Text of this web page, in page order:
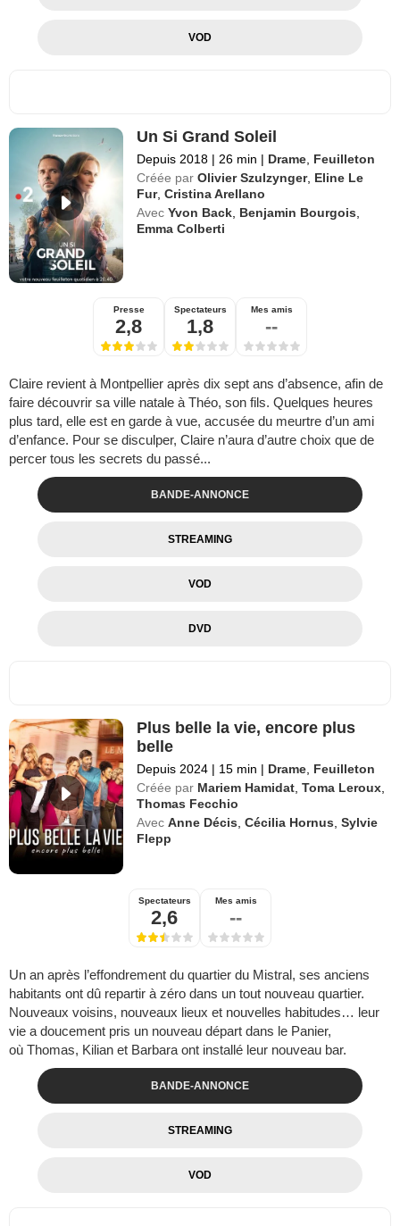
VOD
Un Si Grand Soleil
Depuis 2018 | 26 min | Drame Feuilleton
Créée par Olivier Szulzynger, Eline Le
Fur,Cristina Arellano
Avec Yvon Back Benjamin Bourgois
Emma Colberti
Presse
2,8
Spectateurs
1,8
Mes amis
--
Claire revient à Montpellier après dix sept ans d’absence, afin de
faire découvrir sa ville natale à Théo, son fils. Quelques heures
plus tard, elle est en garde à vue, accusée du meurtre d’un ami
d’enfance. Pour se disculper, Claire n’aura d’autre choix que de
percer tous les secrets du passé...
BANDE-ANNONCE
STREAMING
VOD
DVD
Plus belle la vie, encore plus
belle
Depuis 2024 | 15 min | Drame Feuilleton
Créée par Mariem Hamidat ,Toma Leroux
Thomas Fecchio
Avec Anne Décis ,Cécilia Hornus ,Sylvie
Flepp
Spectateurs
2,6
Mes amis
--
Un an après l’effondrement du quartier du Mistral, ses anciens
habitants ont dû repartir à zéro dans un tout nouveau quartier.
Nouveaux voisins, nouveaux lieux et nouvelles habitudes… leur
vie a doucement pris un nouveau départ dans le Panier,
où Thomas, Kilian et Barbara ont installé leur nouveau bar.
BANDE-ANNONCE
STREAMING
VOD